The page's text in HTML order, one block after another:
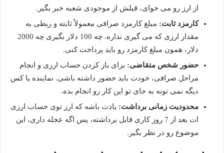
از ارز رو می خوای، قبلش از موجودی شعبه خبر بگیر.
کارمزد ثابت: مبلغ کارمزد صرافی معمولاً ثابته و ربطی به
مقدار ارزی که می گیری نداره. چه 100 دلار بگیری چه 2000
دلار، همون مبلغ کارمزد رو باید پرداخت کنی.
حضور شخص متقاضی: برای باز کردن حساب ارزی و انجام
مراحل صرافی، خودت باید حضور داشته باشی. نماینده یا کس
دیگه نمی تونه به جای تو این کار رو انجام بده.
محدودیت زمانی برداشت: یادت باشه که ارز توی حساب ارزی
ات بعد از 7 روز کاری قابل برداشته، پس اگه عجله داری، این
موضوع رو در نظر بگیر.